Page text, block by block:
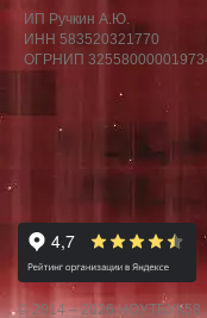
ИП Ручкин А.Ю.
ИНН 583520321770
ОГРНИП
© 2014 – 2026 НОУТБУК58